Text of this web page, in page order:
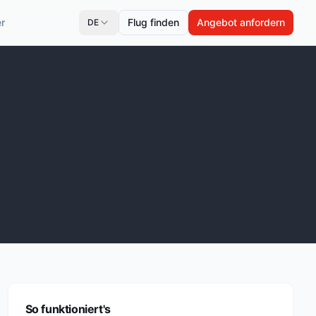
DE Flug finden Angebot anfordern
So funktioniert's